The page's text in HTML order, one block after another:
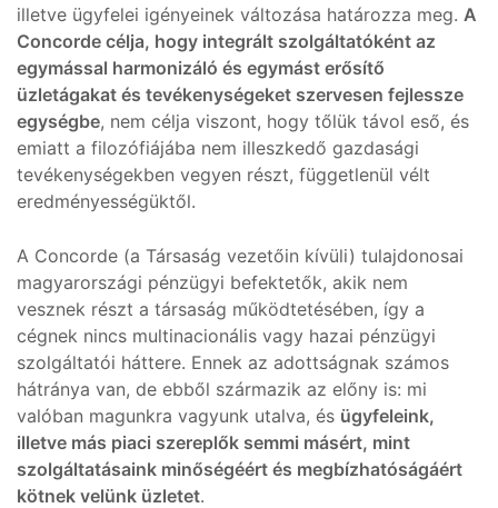
illetve ügyfelei igényeinek változása határozza meg. A
Concorde célja, hogy integrált szolgáltatóként az
egymással harmonizáló és egymást erősítő
üzletágakat és tevékenységeket szervesen fejlessze
egységbe, nem célja viszont, hogy tőlük távol eső, és
emiatt a filozófiájába nem illeszkedő gazdasági
tevékenységekben vegyen részt, függetlenül vélt
eredményességüktől.
A Concorde (a Társaság vezetőin kívüli) tulajdonosai
magyarországi pénzügyi befektetők, akik nem
vesznek részt a társaság működtetésében, így a
cégnek nincs multinacionális vagy hazai pénzügyi
szolgáltatói háttere. Ennek az adottságnak számos
hátránya van, de ebből származik az előny is: mi
valóban magunkra vagyunk utalva, és ügyfeleink,
illetve más piaci szereplők semmi másért, mint
szolgáltatásaink minőségéért és megbízhatóságáért
kötnek velünk üzletet.